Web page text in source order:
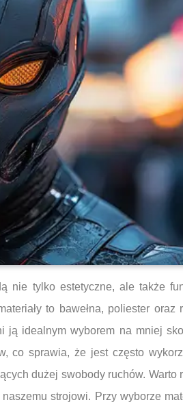
nie tylko estetyczne, ale także
to bawełna, poliester oraz
idealnym wyborem na mniej
co sprawia, że jest często
dużej swobody ruchów.
strojowi. Przy wyborze